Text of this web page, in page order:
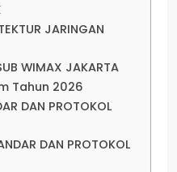
JARINGAN
WIMAX JAKARTA
Tahun 2026
DAN PROTOKOL
DAN PROTOKOL